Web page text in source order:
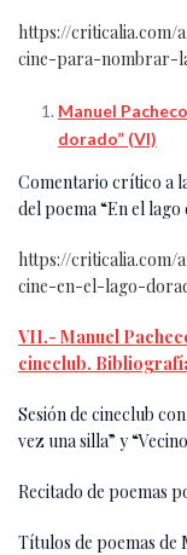
https://
cine-para-nombrar-
Manuel
dorado” (VI)
Comentario crítico a
del poema “En el lago
https://
cine-en-el-lago-
VII.- Manuel
cineclub.
Sesión de cineclub
vez una silla” y
Recitado de poemas
Títulos de poemas de